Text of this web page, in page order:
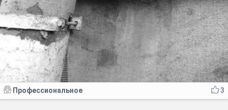
3
Профессиональное